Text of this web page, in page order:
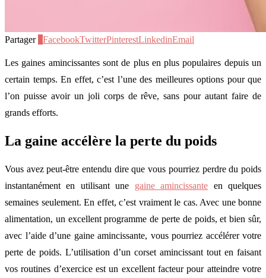
Partager FacebookTwitterPinterestLinkedinEmail
Les gaines amincissantes sont de plus en plus populaires depuis un
certain temps. En effet, c’est l’une des meilleures options pour que
l’on puisse avoir un joli corps de rêve, sans pour autant faire de
grands efforts.
La gaine accélère la perte du poids
Vous avez peut-être entendu dire que vous pourriez perdre du poids
instantanément en utilisant une gaine amincissante en quelques
semaines seulement. En effet, c’est vraiment le cas. Avec une bonne
alimentation, un excellent programme de perte de poids, et bien sûr,
avec l’aide d’une gaine amincissante, vous pourriez accélérer votre
perte de poids. L’utilisation d’un corset amincissant tout en faisant
vos routines d’exercice est un excellent facteur pour atteindre votre